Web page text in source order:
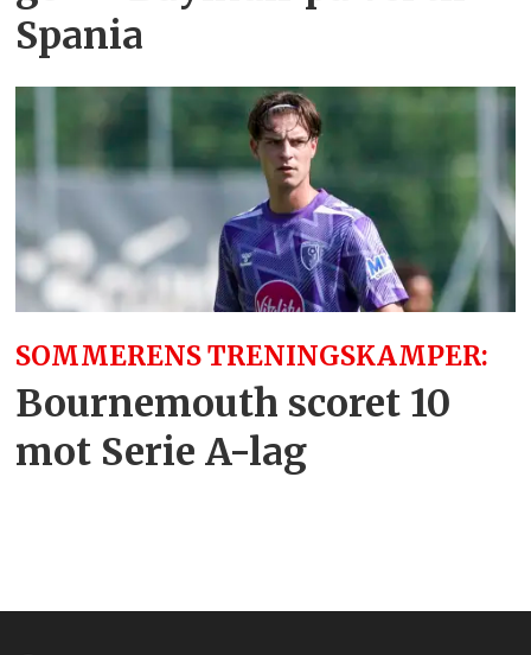
Spania
SOMMERENS TRENINGSKAMPER:
Bournemouth scoret 10
mot Serie A-lag